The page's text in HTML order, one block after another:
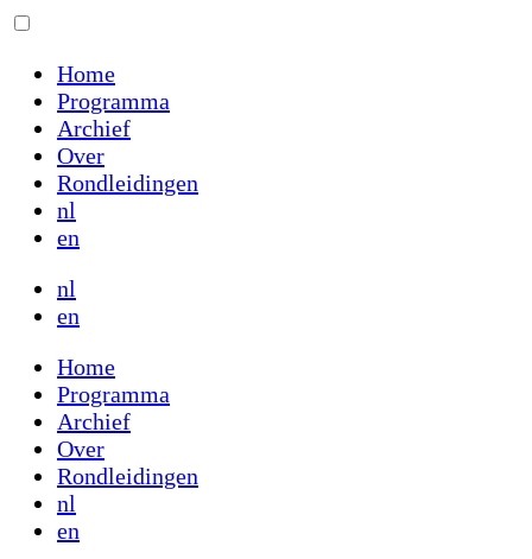
Home
Programma
Archief
Over
Rondleidingen
nl
en
nl
en
Home
Programma
Archief
Over
Rondleidingen
nl
en